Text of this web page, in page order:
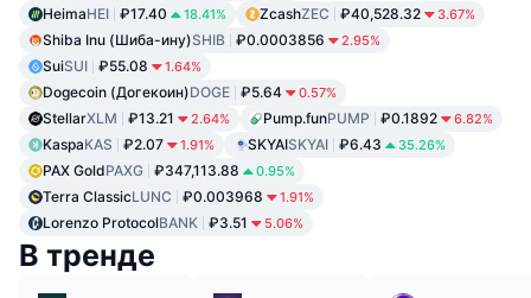
HeimaHEI ₽17.40 18.41% ZcashZEC ₽40,528.32 3.67%
Shiba Inu (Шиба-ину)SHIB ₽0.0003856 2.95%
SuiSUI ₽55.08 1.64%
Dogecoin (Догекоин)DOGE ₽5.64 0.57%
StellarXLM ₽13.21 2.64% Pump.funPUMP ₽0.1892 6.82%
KaspaKAS ₽2.07 1.91% SKYAISKYAI ₽6.43 35.26%
PAX GoldPAXG ₽347,113.88 0.95%
Terra ClassicLUNC ₽0.003968 1.91%
Lorenzo ProtocolBANK ₽3.51 5.06%
В тренде